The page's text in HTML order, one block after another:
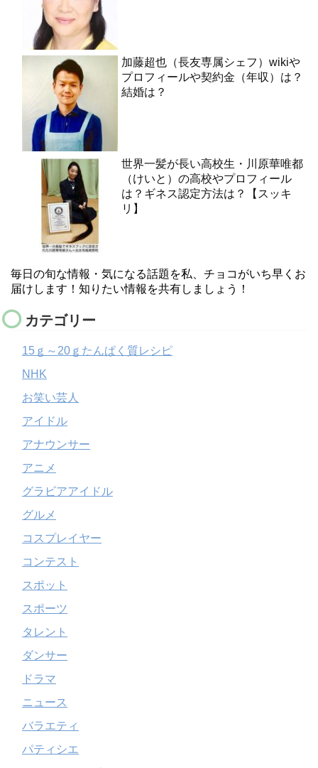
加藤超也（長友専属シェフ）wikiや
プロフィールや契約金（年収）は？
結婚は？
世界一髪が長い高校生・川原華唯都
（けいと）の高校やプロフィール
は？ギネス認定方法は？【スッキ
リ】
毎日の旬な情報・気になる話題を私、チョコがいち早くお
届けします！知りたい情報を共有しましょう！
カテゴリー
15ｇ～20ｇたんぱく質レシピ
NHK
お笑い芸人
アイドル
アナウンサー
アニメ
グラビアアイドル
グルメ
コスプレイヤー
コンテスト
スポット
スポーツ
タレント
ダンサー
ドラマ
ニュース
バラエティ
パティシエ